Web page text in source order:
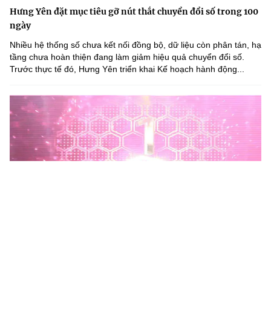
Hưng Yên đặt mục tiêu gỡ nút thắt chuyển đổi số trong 100
ngày
Nhiều hệ thống số chưa kết nối đồng bộ, dữ liệu còn phân tán, hạ
tầng chưa hoàn thiện đang làm giảm hiệu quả chuyển đổi số.
Trước thực tế đó, Hưng Yên triển khai Kế hoạch hành động...